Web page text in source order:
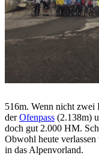
516m. Wenn nicht zwei
derOfenpass (2.138m)
doch gut 2.000 HM.
Obwohl heute
in das Alpenvorland.